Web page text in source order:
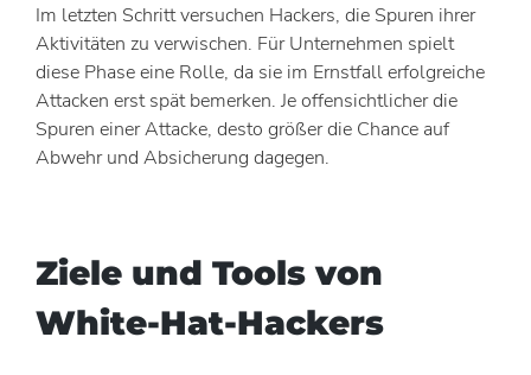
Im letzten Schritt versuchen Hackers, die Spuren ihrer
Aktivitäten zu verwischen. Für Unternehmen spielt
diese Phase eine Rolle, da sie im Ernstfall erfolgreiche
Attacken erst spät bemerken. Je offensichtlicher die
Spuren einer Attacke, desto größer die Chance auf
Abwehr und Absicherung dagegen.
Ziele und Tools von
White-Hat-Hackers